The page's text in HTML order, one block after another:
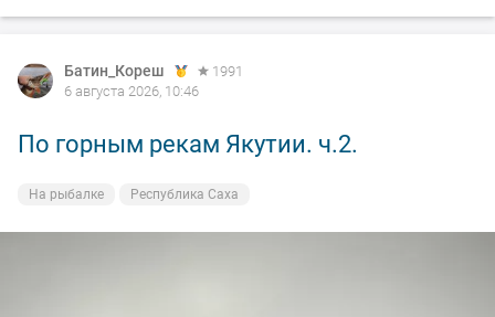
Батин_Кореш
1991
6 августа 2026, 10:46
По горным рекам Якутии. ч.2.
На рыбалке Республика Саха